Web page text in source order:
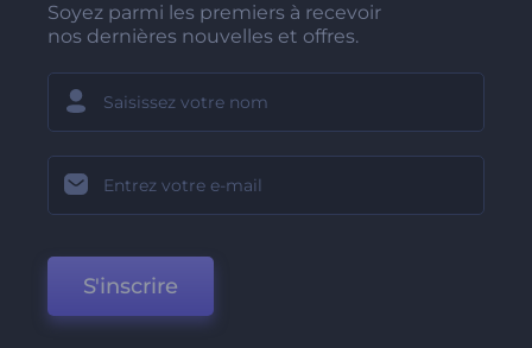
Soyez parmi les premiers à recevoir
nos dernières nouvelles et offres.
S'inscrire